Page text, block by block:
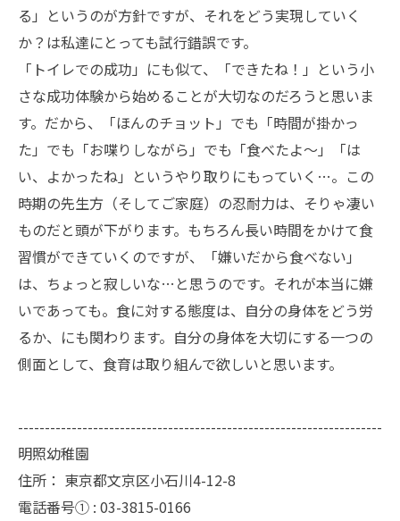
る」というのが方針ですが、それをどう実現していく
か？は私達にとっても試行錯誤です。
「トイレでの成功」にも似て、「できたね！」という小
さな成功体験から始めることが大切なのだろうと思いま
す。だから、「ほんのチョット」でも「時間が掛かっ
た」でも「お喋りしながら」でも「食べたよ〜」「は
い、よかったね」というやり取りにもっていく…。この
時期の先生方（そしてご家庭）の忍耐力は、そりゃ凄い
ものだと頭が下がります。もちろん長い時間をかけて食
習慣ができていくのですが、「嫌いだから食べない」
は、ちょっと寂しいな…と思うのです。それが本当に嫌
いであっても。食に対する態度は、自分の身体をどう労
るか、にも関わります。自分の身体を大切にする一つの
側面として、食育は取り組んで欲しいと思います。
--------------------------------------------------------------------
明照幼稚園
住所： 東京都文京区小石川4-12-8
電話番号① : 03-3815-0166